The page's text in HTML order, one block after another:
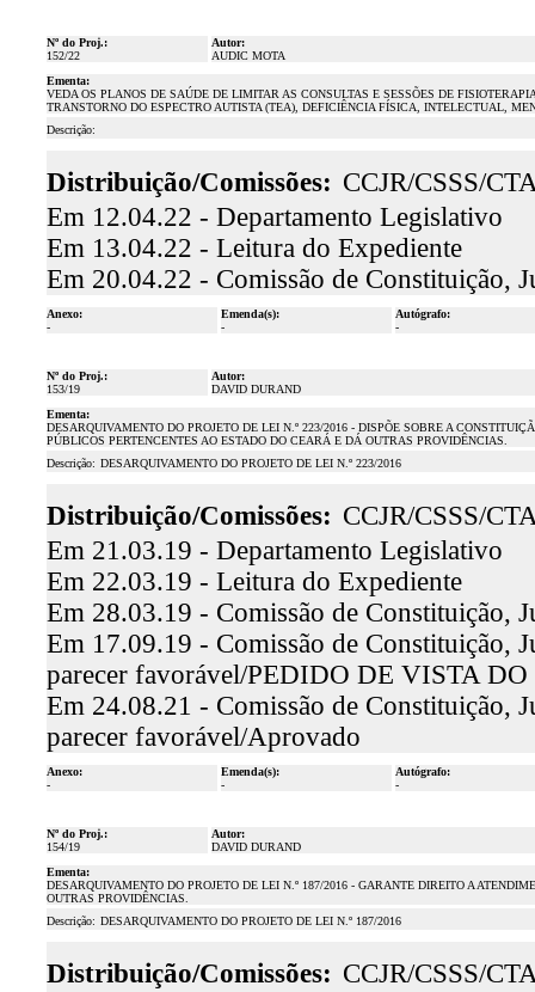
Nº do Proj.:
152/22
Autor:
AUDIC MOTA
Ementa:
VEDA OS PLANOS DE SAÚDE DE LIMITAR AS CONSULTAS E SESSÕES DE
TRANSTORNO DO ESPECTRO AUTISTA (TEA), DEFICIÊNCIA FÍSICA, INTELECTUAL,
Descrição:
Distribuição/Comissões: CCJR/CSSS/
Em 12.04.22 - Departamento Legislativo
Em 13.04.22 - Leitura do Expediente
Em 20.04.22 - Comissão de Constituição,
Anexo:
-
Emenda(s):
-
Autógrafo:
-
Nº do Proj.:
153/19
Autor:
DAVID DURAND
Ementa:
DESARQUIVAMENTO DO PROJETO DE LEI N.º 223/2016 - DISPÕE SOBRE A
PÚBLICOS PERTENCENTES AO ESTADO DO CEARÁ E DÁ OUTRAS PROVIDÊNCIAS.
Descrição: DESARQUIVAMENTO DO PROJETO DE LEI N.º 223/2016
Distribuição/Comissões: CCJR/CSSS/
Em 21.03.19 - Departamento Legislativo
Em 22.03.19 - Leitura do Expediente
Em 28.03.19 - Comissão de Constituição,
Em 17.09.19 - Comissão de Constituição,
parecer favorável/PEDIDO DE VISTA
Em 24.08.21 - Comissão de Constituição,
parecer favorável/Aprovado
Anexo:
-
Emenda(s):
-
Autógrafo:
-
Nº do Proj.:
154/19
Autor:
DAVID DURAND
Ementa:
DESARQUIVAMENTO DO PROJETO DE LEI N.º 187/2016 - GARANTE DIREITO A
OUTRAS PROVIDÊNCIAS.
Descrição: DESARQUIVAMENTO DO PROJETO DE LEI N.º 187/2016
Distribuição/Comissões: CCJR/CSSS/